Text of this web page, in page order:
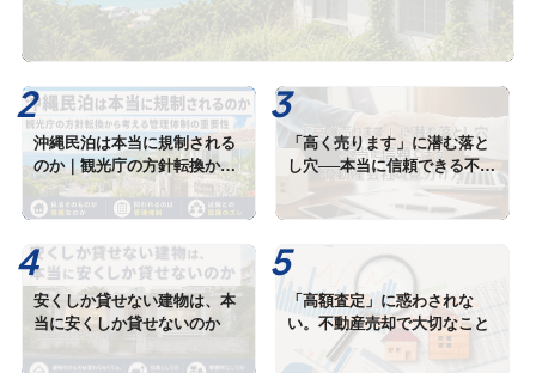
沖縄民泊は本当に規制される
のか｜観光庁の方針転換から
考える管理体制の重要性
「高く売ります」に潜む落と
し穴──本当に信頼できる不動
産会社の見分け方
安くしか貸せない建物は、本
当に安くしか貸せないのか
「高額査定」に惑わされな
い。不動産売却で大切なこと